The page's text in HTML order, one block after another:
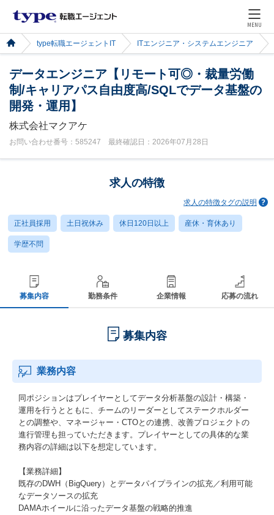
MENU
type転職エージェントIT ITエンジニア・システムエンジニア
データエンジニア【リモート可◎・裁量労働
制/キャリアパス自由度高/SQLでデータ基盤の
開発・運用】
株式会社マクアケ
お問い合わせ番号：585247 最終確認日：2026年07月28日
求人の特徴
求人の特徴タグの説明
正社員採用 土日祝休み 休日120日以上 産休・育休あり
学歴不問
募集内容 勤務条件 企業情報 応募の流れ
募集内容
業務内容
同ポジションはプレイヤーとしてデータ分析基盤の設計・構築・
運用を行うとともに、チームのリーダーとしてステークホルダー
との調整や、マネージャー・CTOとの連携、改善プロジェクトの
進行管理も担っていただきます。プレイヤーとしての具体的な業
務内容の詳細は以下を想定しています。
【業務詳細】
既存のDWH（BigQuery）とデータパイプラインの拡充／利用可能
なデータソースの拡充
DAMAホイールに沿ったデータ基盤の戦略的推進